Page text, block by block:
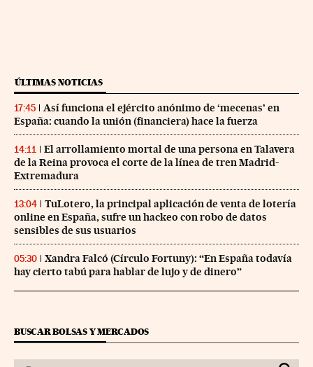
ÚLTIMAS NOTICIAS
17:45
Así funciona el ejército anónimo de ‘mecenas’ en
España: cuando la unión (financiera) hace la fuerza
14:11
El arrollamiento mortal de una persona en Talavera
de la Reina provoca el corte de la línea de tren Madrid-
Extremadura
13:04
TuLotero, la principal aplicación de venta de lotería
online en España, sufre un hackeo con robo de datos
sensibles de sus usuarios
05:30
Xandra Falcó (Círculo Fortuny): “En España todavía
hay cierto tabú para hablar de lujo y de dinero”
BUSCAR BOLSAS Y MERCADOS